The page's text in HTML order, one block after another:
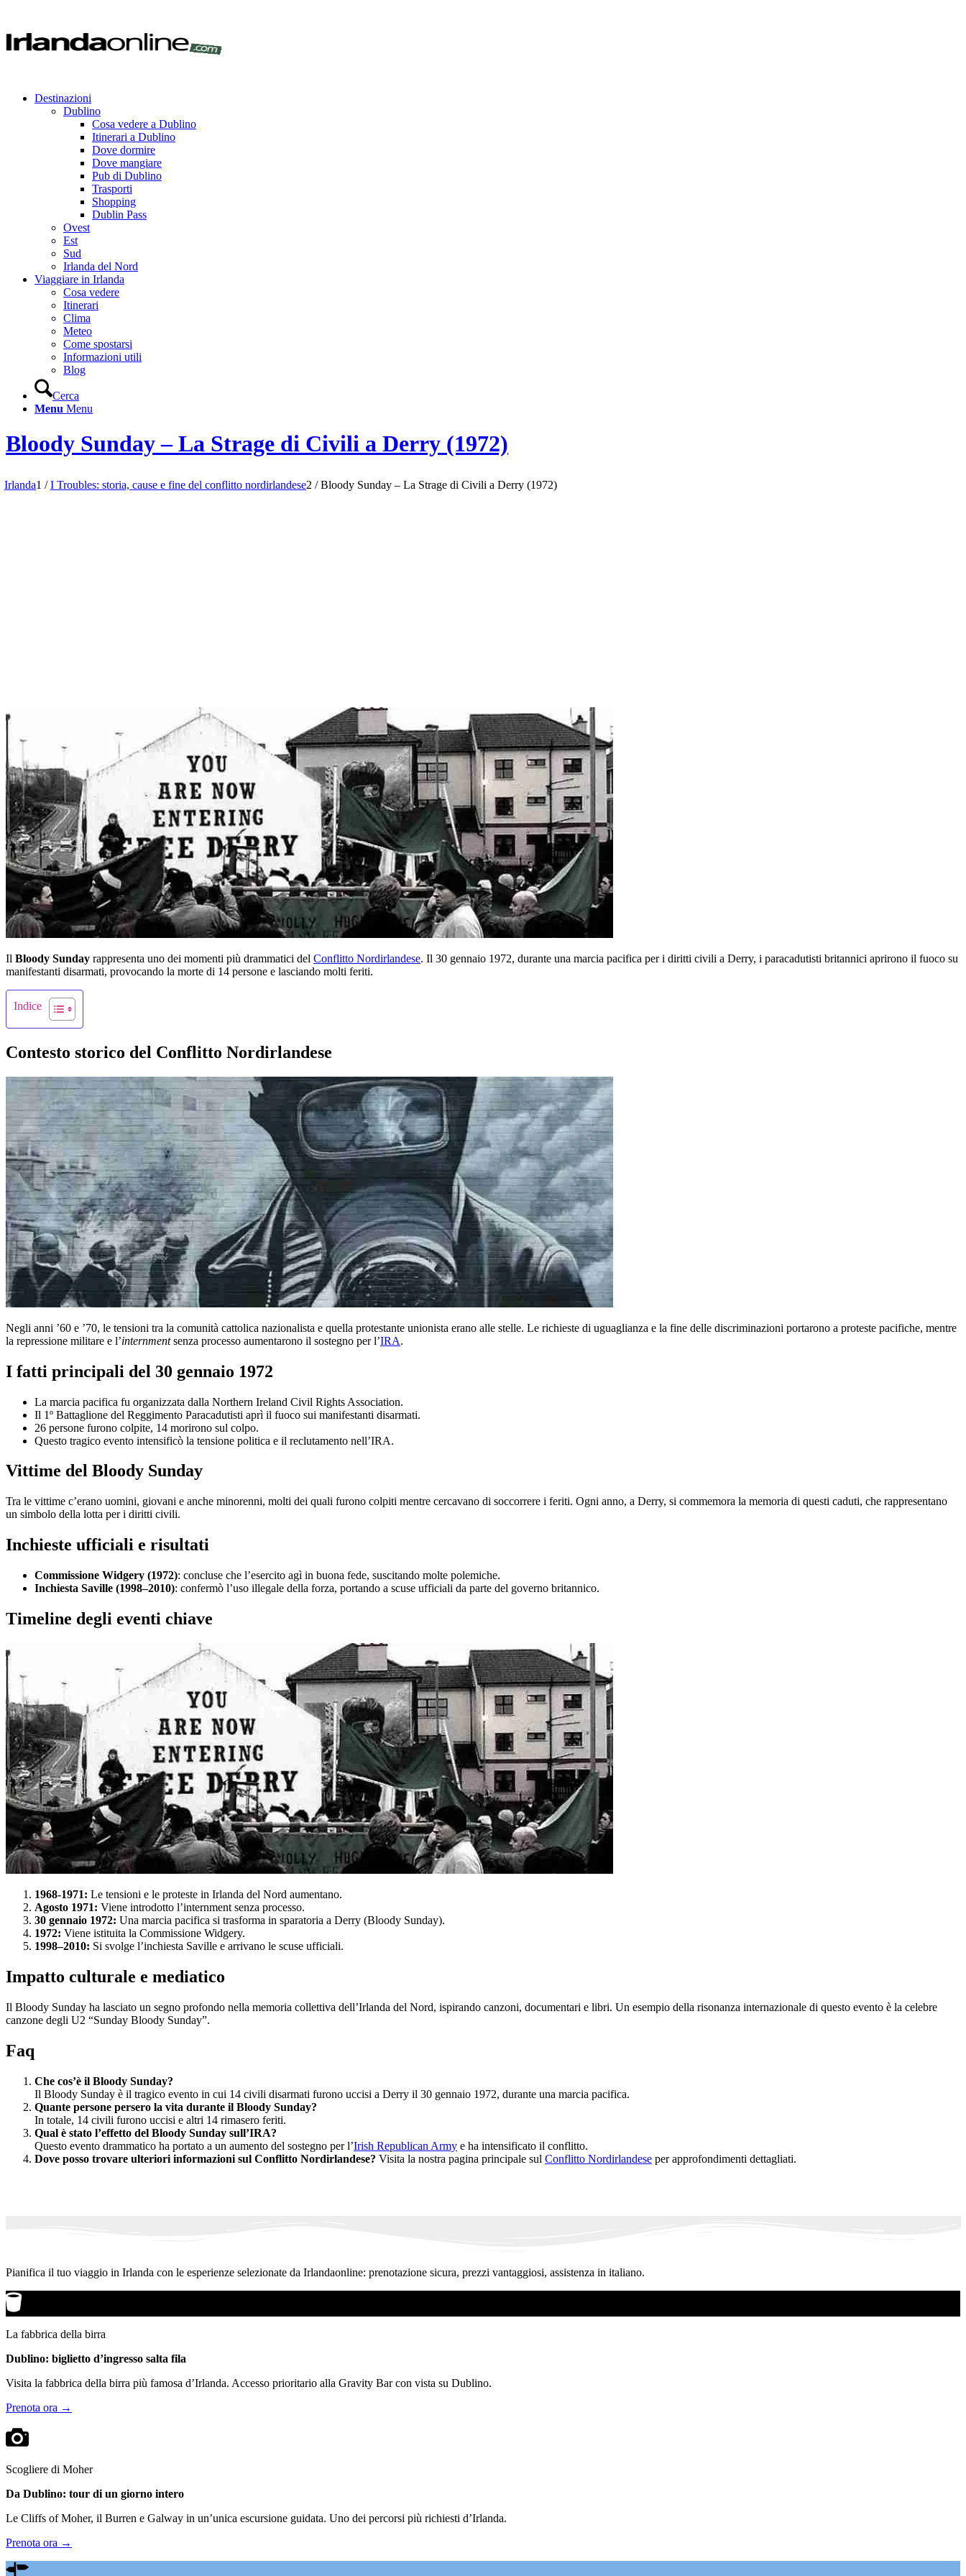
Destinazioni
Dublino
Cosa vedere a Dublino
Itinerari a Dublino
Dove dormire
Dove mangiare
Pub di Dublino
Trasporti
Shopping
Dublin Pass
Ovest
Est
Sud
Irlanda del Nord
Viaggiare in Irlanda
Cosa vedere
Itinerari
Clima
Meteo
Come spostarsi
Informazioni utili
Blog
Cerca
Menu Menu
Bloody Sunday – La Strage di Civili a Derry (1972)
Irlanda1 / I Troubles: storia, cause e fine del conflitto nordirlandese2 / Bloody Sunday – La Strage di Civili a Derry (1972)
Il Bloody Sunday rappresenta uno dei momenti più drammatici del Conflitto Nordirlandese. Il 30 gennaio 1972, durante una marcia pacifica per i diritti civili a Derry, i paracadutisti britannici aprirono il fuoco su
manifestanti disarmati, provocando la morte di 14 persone e lasciando molti feriti.
Indice
Contesto storico del Conflitto Nordirlandese
Negli anni ’60 e ’70, le tensioni tra la comunità cattolica nazionalista e quella protestante unionista erano alle stelle. Le richieste di uguaglianza e la fine delle discriminazioni portarono a proteste pacifiche, mentre
la repressione militare e l’internmentsenza processo aumentarono il sostegno per l’IRA.
I fatti principali del 30 gennaio 1972
La marcia pacifica fu organizzata dalla Northern Ireland Civil Rights Association.
Il 1º Battaglione del Reggimento Paracadutisti aprì il fuoco sui manifestanti disarmati.
26 persone furono colpite, 14 morirono sul colpo.
Questo tragico evento intensificò la tensione politica e il reclutamento nell’IRA.
Vittime del Bloody Sunday
Tra le vittime c’erano uomini, giovani e anche minorenni, molti dei quali furono colpiti mentre cercavano di soccorrere i feriti. Ogni anno, a Derry, si commemora la memoria di questi caduti, che rappresentano
un simbolo della lotta per i diritti civili.
Inchieste ufficiali e risultati
Commissione Widgery (1972): concluse che l’esercito agì in buona fede, suscitando molte polemiche.
Inchiesta Saville (1998–2010): confermò l’uso illegale della forza, portando a scuse ufficiali da parte del governo britannico.
Timeline degli eventi chiave
1968-1971: Le tensioni e le proteste in Irlanda del Nord aumentano.
Agosto 1971: Viene introdotto l’internment senza processo.
30 gennaio 1972: Una marcia pacifica si trasforma in sparatoria a Derry (Bloody Sunday).
1972: Viene istituita la Commissione Widgery.
1998–2010: Si svolge l’inchiesta Saville e arrivano le scuse ufficiali.
Impatto culturale e mediatico
Il Bloody Sunday ha lasciato un segno profondo nella memoria collettiva dell’Irlanda del Nord, ispirando canzoni, documentari e libri. Un esempio della risonanza internazionale di questo evento è la celebre
canzone degli U2 “Sunday Bloody Sunday”.
Faq
Che cos’è il Bloody Sunday?
Il Bloody Sunday è il tragico evento in cui 14 civili disarmati furono uccisi a Derry il 30 gennaio 1972, durante una marcia pacifica.
Quante persone persero la vita durante il Bloody Sunday?
In totale, 14 civili furono uccisi e altri 14 rimasero feriti.
Qual è stato l’effetto del Bloody Sunday sull’IRA?
Questo evento drammatico ha portato a un aumento del sostegno per l’Irish Republican Army e ha intensificato il conflitto.
Dove posso trovare ulteriori informazioni sul Conflitto Nordirlandese? Visita la nostra pagina principale sul Conflitto Nordirlandese per approfondimenti dettagliati.
Pianifica il tuo viaggio in Irlanda con le esperienze selezionate da Irlandaonline: prenotazione sicura, prezzi vantaggiosi, assistenza in italiano.
La fabbrica della birra
Dublino: biglietto d’ingresso salta fila
Visita la fabbrica della birra più famosa d’Irlanda. Accesso prioritario alla Gravity Bar con vista su Dublino.
Prenota ora →
Scogliere di Moher
Da Dublino: tour di un giorno intero
Le Cliffs of Moher, il Burren e Galway in un’unica escursione guidata. Uno dei percorsi più richiesti d’Irlanda.
Prenota ora →